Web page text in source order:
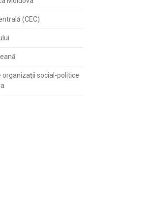
(CEC)
organizaţii social-politice